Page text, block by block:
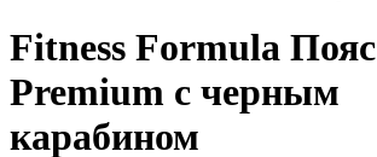
Fitness Formula Пояс
Premium с черным
карабином